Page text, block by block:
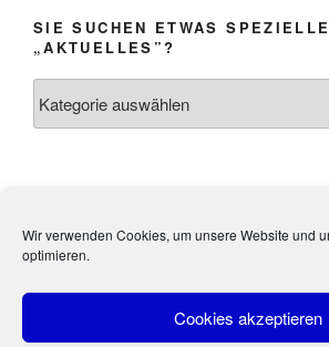
Wir verwenden Cookies, um unsere Website und
optimieren.
Cookies akzeptieren
SIE SUCHEN ETWAS
„AKTUELLES”?
suchen
„Aktuelles”?
Datenschutz